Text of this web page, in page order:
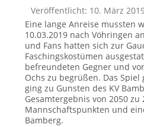
Veröffentlicht: 10. März
Eine lange Anreise mussten
10.03.2019 nach Vöhringen
und Fans hatten sich zur
Faschingskostümen
befreundeten Gegner und
Ochs zu begrüßen. Das Spiel
ging zu Gunsten des KV
Gesamtergebnis von 2050 zu
Mannschaftspunkten und
Bamberg.